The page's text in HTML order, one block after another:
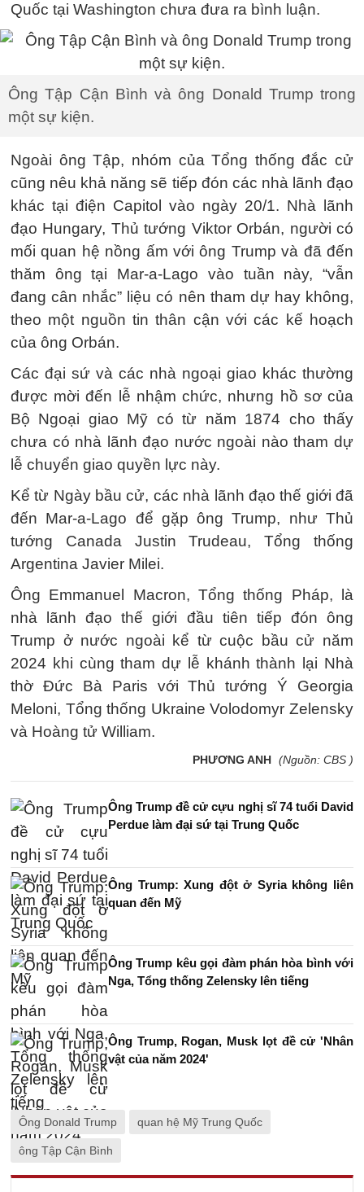
Quốc tại Washington chưa đưa ra bình luận.
Ông Tập Cận Bình và ông Donald Trump trong
một sự kiện.
Ngoài ông Tập, nhóm của Tổng thống đắc cử
cũng nêu khả năng sẽ tiếp đón các nhà lãnh đạo
khác tại điện Capitol vào ngày 20/1. Nhà lãnh
đạo Hungary, Thủ tướng Viktor Orbán, người có
mối quan hệ nồng ấm với ông Trump và đã đến
thăm ông tại Mar-a-Lago vào tuần này, “vẫn
đang cân nhắc” liệu có nên tham dự hay không,
theo một nguồn tin thân cận với các kế hoạch
của ông Orbán.
Các đại sứ và các nhà ngoại giao khác thường
được mời đến lễ nhậm chức, nhưng hồ sơ của
Bộ Ngoại giao Mỹ có từ năm 1874 cho thấy
chưa có nhà lãnh đạo nước ngoài nào tham dự
lễ chuyển giao quyền lực này.
Kể từ Ngày bầu cử, các nhà lãnh đạo thế giới đã
đến Mar-a-Lago để gặp ông Trump, như Thủ
tướng Canada Justin Trudeau, Tổng thống
Argentina Javier Milei.
Ông Emmanuel Macron, Tổng thống Pháp, là
nhà lãnh đạo thế giới đầu tiên tiếp đón ông
Trump ở nước ngoài kể từ cuộc bầu cử năm
2024 khi cùng tham dự lễ khánh thành lại Nhà
thờ Đức Bà Paris với Thủ tướng Ý Georgia
Meloni, Tổng thống Ukraine Volodomyr Zelensky
và Hoàng tử William.
PHƯƠNG ANH (Nguồn: CBS )
Ông Trump đề cử cựu nghị sĩ 74 tuổi David
Perdue làm đại sứ tại Trung Quốc
Ông Trump: Xung đột ở Syria không liên
quan đến Mỹ
Ông Trump kêu gọi đàm phán hòa bình với
Nga, Tổng thống Zelensky lên tiếng
Ông Trump, Rogan, Musk lọt đề cử 'Nhân
vật của năm 2024'
Ông Donald Trump quan hệ Mỹ Trung Quốc
ông Tập Cận Bình